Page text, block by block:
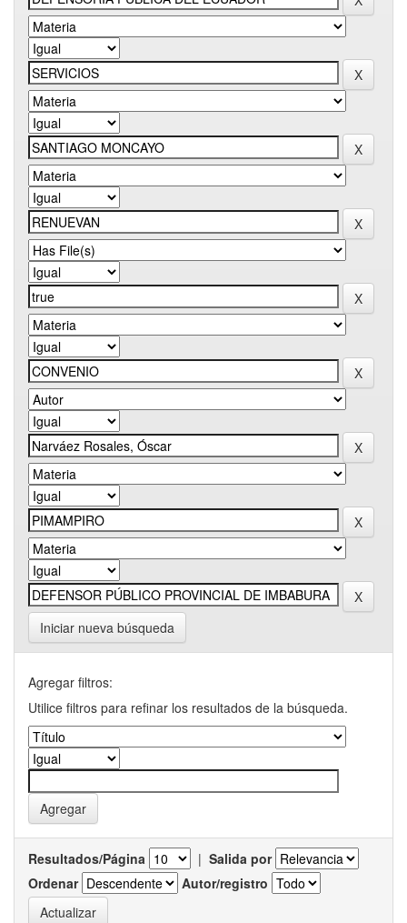
Iniciar nueva búsqueda
Agregar filtros:
Utilice filtros para refinar los resultados de la búsqueda.
Resultados/Página | Salida por
Ordenar
Autor/registro